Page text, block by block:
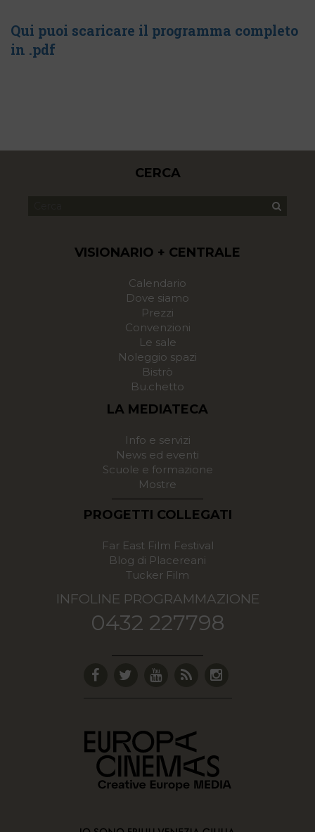
Qui puoi scaricare il programma completo
in .pdf
CERCA
VISIONARIO + CENTRALE
Calendario
Dove siamo
Prezzi
Convenzioni
Le sale
Noleggio spazi
Bistrò
Bu.chetto
LA MEDIATECA
Info e servizi
News ed eventi
Scuole e formazione
Mostre
PROGETTI COLLEGATI
Far East Film Festival
Blog di Placereani
Tucker Film
INFOLINE PROGRAMMAZIONE
0432 227798